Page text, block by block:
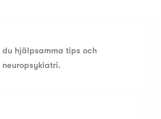
hjälpsamma tips och